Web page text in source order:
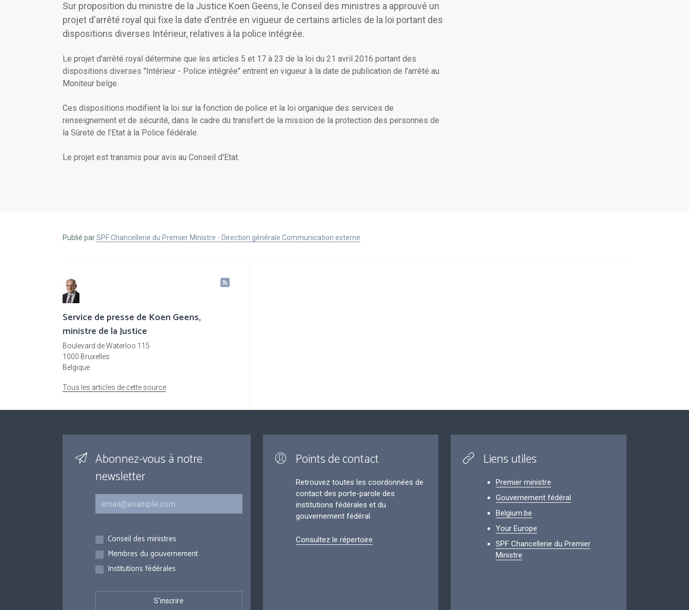
Sur proposition du ministre de la Justice Koen Geens, le Conseil des ministres a approuvé un
projet d'arrêté royal qui fixe la date d'entrée en vigueur de certains articles de la loi portant des
dispositions diverses Intérieur, relatives à la police intégrée.
Le projet d'arrêté royal détermine que les articles 5 et 17 à 23 de la loi du 21 avril 2016 portant des
dispositions diverses "Intérieur - Police intégrée" entrent en vigueur à la date de publication de l'arrêté au
Moniteur belge.
Ces dispositions modifient la loi sur la fonction de police et la loi organique des services de
renseignement et de sécurité, dans le cadre du transfert de la mission de la protection des personnes de
la Sûreté de l’Etat à la Police fédérale.
Le projet est transmis pour avis au Conseil d'Etat.
Publié parSPF Chancellerie du Premier Ministre - Direction générale Communication externe
Service de presse de Koen Geens,
ministre de la Justice
Boulevard de Waterloo 115
1000 Bruxelles
Belgique
Tous les articles de cette source
Abonnez-vous à notre
newsletter
Courriel
Inscriptions
Conseil des ministres
Membres du gouvernement
Institutions fédérales
Points de contact
Retrouvez toutes les coordonnées de
contact des porte-parole des
institutions fédérales et du
gouvernement fédéral.
Consultez le répertoire
Liens utiles
Premier ministre
Gouvernement fédéral
Belgium.be
Your Europe
SPF Chancellerie du Premier
Ministre